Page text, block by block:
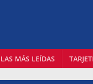
LAS MÁS LEÍDAS